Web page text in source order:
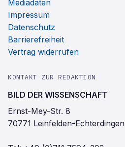
Mediadaten
Impressum
Datenschutz
Barrierefreiheit
Vertrag widerrufen
KONTAKT ZUR REDAKTION
BILD DER WISSENSCHAFT
Ernst-Mey-Str. 8
70771 Leinfelden-Echterdingen